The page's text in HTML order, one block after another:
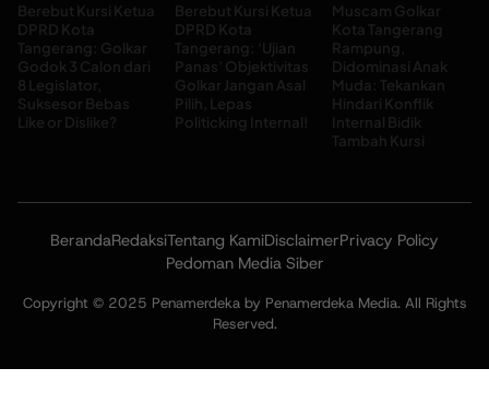
Berebut Kursi Ketua
DPRD Kota
Tangerang: Golkar
Godok 3 Calon dari
8 Legislator,
Suksesor Bebas
Like or Dislike?
Berebut Kursi Ketua
DPRD Kota
Tangerang: ‘Ujian
Panas’ Objektivitas
Golkar Jangan Asal
Pilih, Lepas
Politicking Internal!
Muscam Golkar
Kota Tangerang
Rampung,
Didominasi Anak
Muda: Tekankan
Hindari Konflik
Internal Bidik
Tambah Kursi
BerandaRedaksiTentang KamiDisclaimerPrivacy Policy
Pedoman Media Siber
Copyright © 2025 Penamerdeka by Penamerdeka Media. All Rights
Reserved.